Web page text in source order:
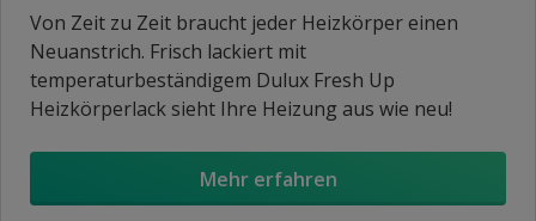
Von Zeit zu Zeit braucht jeder Heizkörper einen
Neuanstrich. Frisch lackiert mit
temperaturbeständigem Dulux Fresh Up
Heizkörperlack sieht Ihre Heizung aus wie neu!
Mehr erfahren